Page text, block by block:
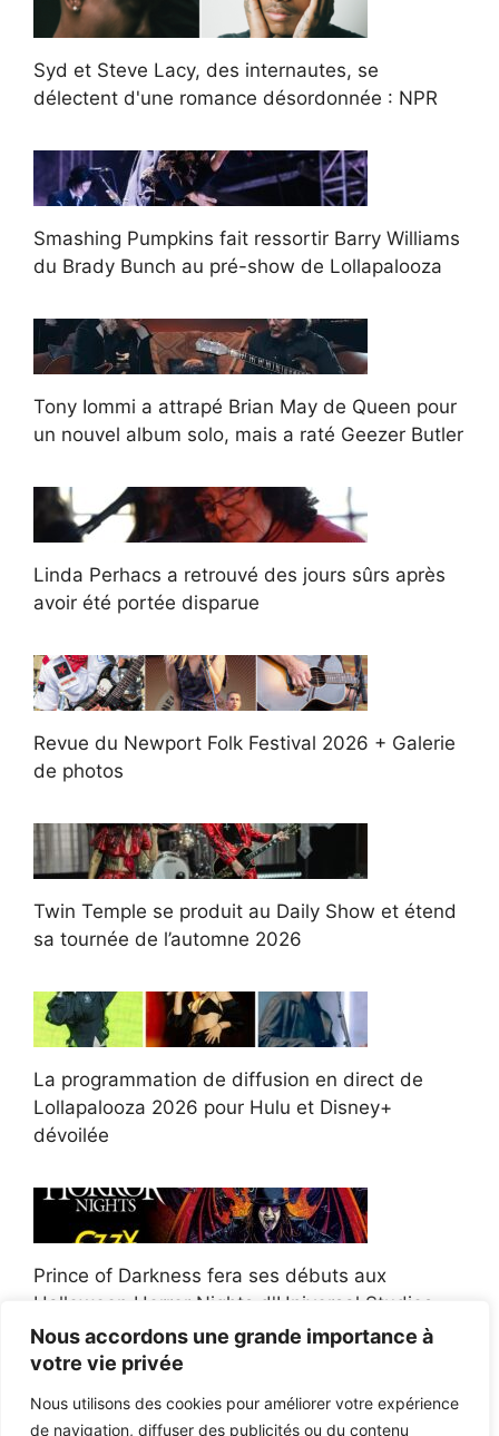
Nous accordons une grande importance à
votre vie privée
Nous utilisons des cookies pour améliorer votre expérience
de navigation, diffuser des publicités ou du contenu
Syd et Steve Lacy, des internautes, se
délectent d'une romance désordonnée : NPR
Smashing Pumpkins fait ressortir Barry Williams
du Brady Bunch au pré-show de Lollapalooza
Tony Iommi a attrapé Brian May de Queen pour
un nouvel album solo, mais a raté Geezer Butler
Linda Perhacs a retrouvé des jours sûrs après
avoir été portée disparue
Revue du Newport Folk Festival 2026 + Galerie
de photos
Twin Temple se produit au Daily Show et étend
sa tournée de l’automne 2026
La programmation de diffusion en direct de
Lollapalooza 2026 pour Hulu et Disney+
dévoilée
Prince of Darkness fera ses débuts aux
Halloween Horror Nights d'Universal Studios